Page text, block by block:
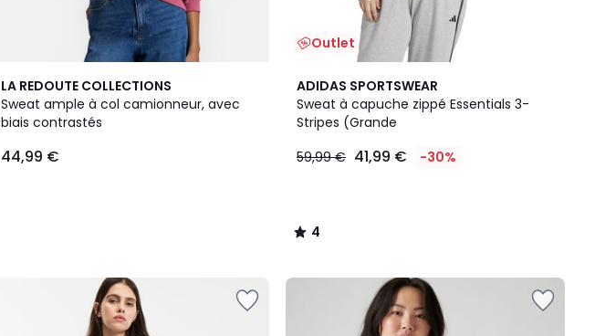
LA REDOUTE COLLECTIONS
Sweat ample à col camionneur, avec
biais contrastés
44,99 €
Outlet
ADIDAS SPORTSWEAR
Sweat à capuche zippé Essentials 3-
Stripes (Grande
59,99 € 41,99 € -30%
4
/
5
4
/